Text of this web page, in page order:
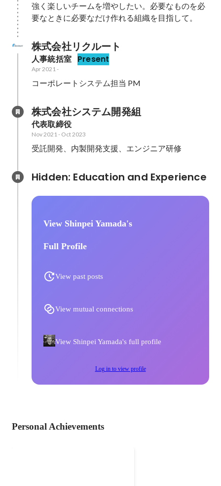
強く楽しいチームを増やしたい。必要なものを必
要なときに必要なだけ作れる組織を目指して。
株式会社リクルート
人事統括室 Present
Apr 2021 -
コーポレートシステム担当 PM
株式会社システム開発組
代表取締役
Nov 2021 - Oct 2023
受託開発、内製開発支援、エンジニア研修
View Shinpei Yamada's
Full Profile
View past posts
View mutual connections
View Shinpei Yamada's full profile
Log in to view profile
Personal Achievements